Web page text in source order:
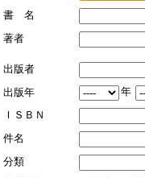
書 名
著者
出版者
出版年 年
ＩＳＢＮ
件名
分類